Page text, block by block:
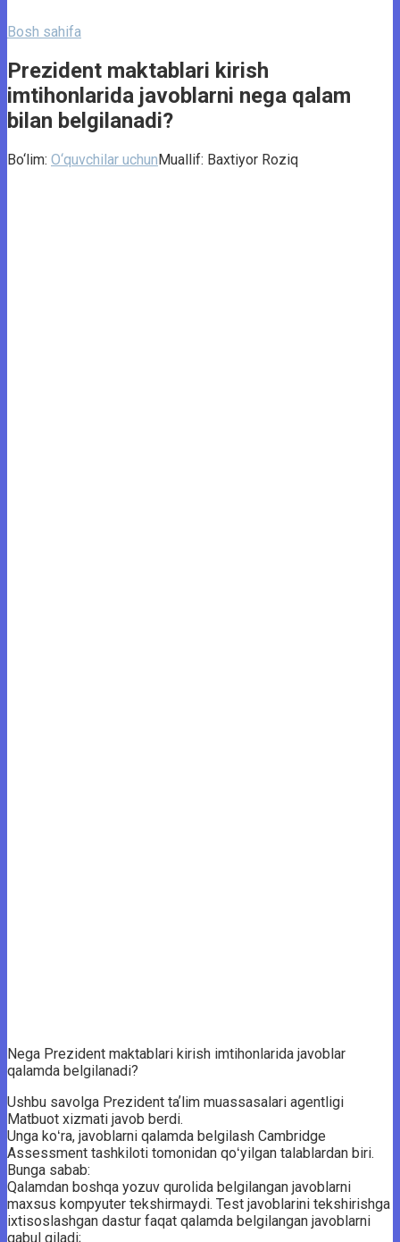
Bosh sahifa
Prezident maktablari kirish
imtihonlarida javoblarni nega qalam
bilan belgilanadi?
Bo‘lim: O‘quvchilar uchunMuallif: Baxtiyor Roziq
Nega Prezident maktablari kirish imtihonlarida javoblar
qalamda belgilanadi?
Ushbu savolga Prezident taʼlim muassasalari agentligi
Matbuot xizmati javob berdi.
Unga koʻra, javoblarni qalamda belgilash Cambridge
Assessment tashkiloti tomonidan qoʻyilgan talablardan biri.
Bunga sabab:
Qalamdan boshqa yozuv qurolida belgilangan javoblarni
maxsus kompyuter tekshirmaydi. Test javoblarini tekshirishga
ixtisoslashgan dastur faqat qalamda belgilangan javoblarni
qabul qiladi;